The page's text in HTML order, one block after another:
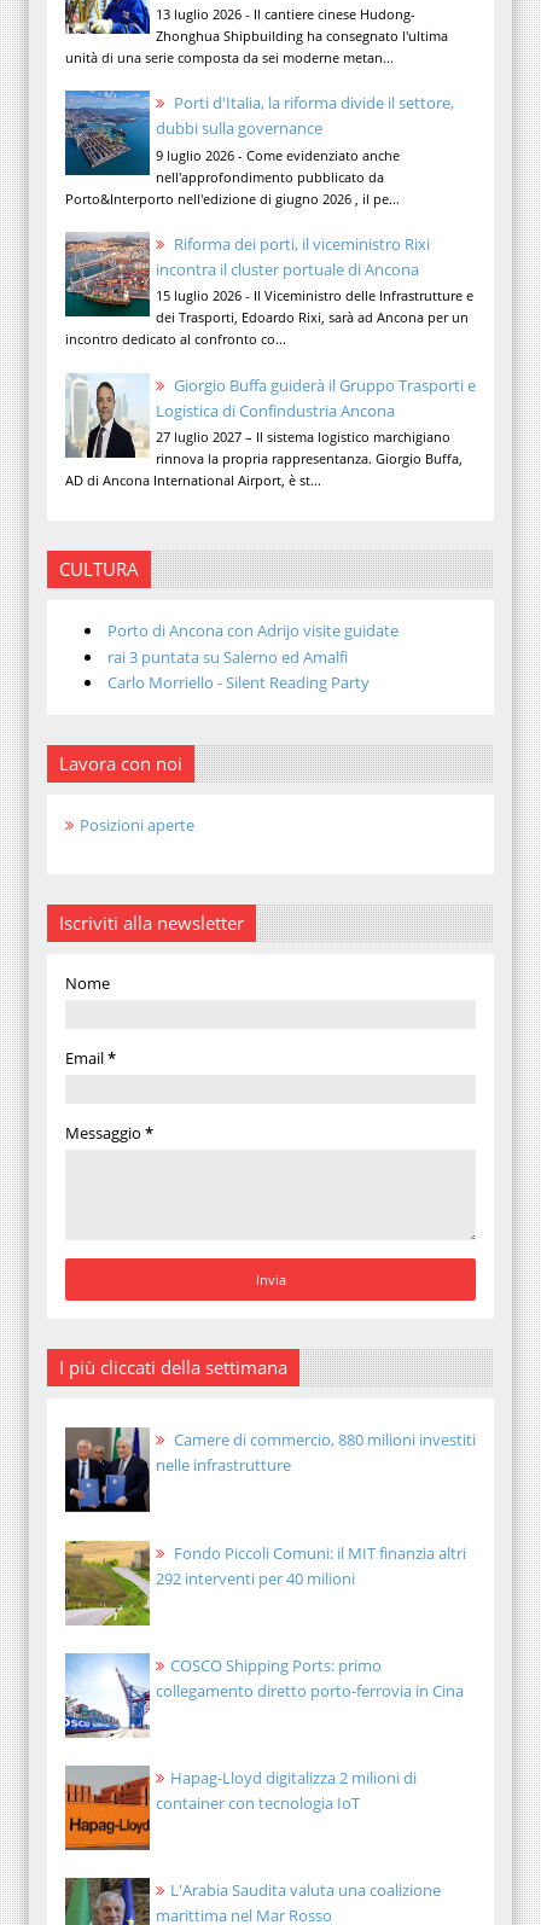
13 luglio 2026 - Il cantiere cinese Hudong-
Zhonghua Shipbuilding ha consegnato l'ultima
unità di una serie composta da sei moderne metan...
Porti d'Italia, la riforma divide il settore,
dubbi sulla governance
9 luglio 2026 - Come evidenziato anche
nell'approfondimento pubblicato da
Porto&Interporto nell'edizione di giugno 2026 , il pe...
Riforma dei porti, il viceministro Rixi
incontra il cluster portuale di Ancona
15 luglio 2026 - Il Viceministro delle Infrastrutture e
dei Trasporti, Edoardo Rixi, sarà ad Ancona per un
incontro dedicato al confronto co...
Giorgio Buffa guiderà il Gruppo Trasporti e
Logistica di Confindustria Ancona
27 luglio 2027 – Il sistema logistico marchigiano
rinnova la propria rappresentanza. Giorgio Buffa,
AD di Ancona International Airport, è st...
CULTURA
Porto di Ancona con Adrijo visite guidate
rai 3 puntata su Salerno ed Amalfi
Carlo Morriello - Silent Reading Party
Lavora con noi
Posizioni aperte
Iscriviti alla newsletter
Nome
Email*
Messaggio *
I più cliccati della settimana
Camere di commercio, 880 milioni investiti
nelle infrastrutture
Fondo Piccoli Comuni: il MIT finanzia altri
292 interventi per 40 milioni
COSCO Shipping Ports: primo
collegamento diretto porto-ferrovia in Cina
Hapag-Lloyd digitalizza 2 milioni di
container con tecnologia IoT
L'Arabia Saudita valuta una coalizione
marittima nel Mar Rosso